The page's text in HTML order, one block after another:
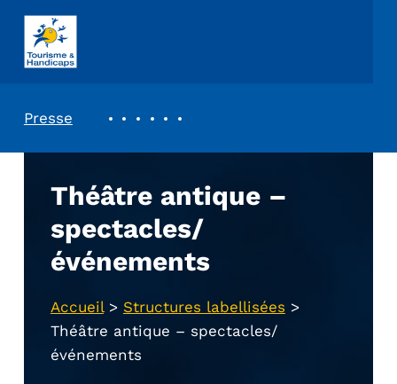
ASSOCIATION TOURISME ET HANDICAPS
Presse
Théâtre antique –
spectacles/
événements
Accueil> Structures labellisées >
Théâtre antique – spectacles/
événements